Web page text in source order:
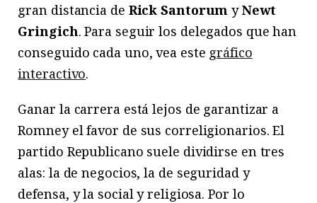
gran distancia de Rick Santorum yNewt
Gringich. Para seguir los delegados que han
conseguido cada uno, vea este gráfico
interactivo.
Ganar la carrera está lejos de garantizar a
Romney el favor de sus correligionarios. El
partido Republicano suele dividirse en tres
alas: la de negocios, la de seguridad y
defensa, y la social y religiosa. Por lo